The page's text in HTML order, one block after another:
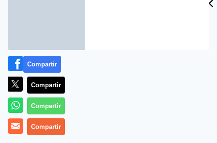
El ex presidente cubano Fidel Castro reclamó hoy que
Compartir
Compartir
Compartir
Compartir